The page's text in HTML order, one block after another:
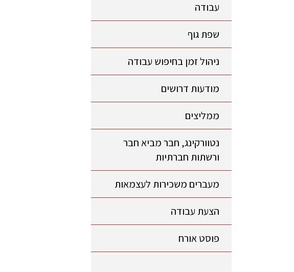
עבודה
שפת גוף
ניהול זמן בחיפוש עבודה
מודעות דרושים
ממליצים
נטוורקינג, חבר מביא חבר
ורשתות חברתיות
מעברים משכירות לעצמאות
הצעת עבודה
פוסט אורח